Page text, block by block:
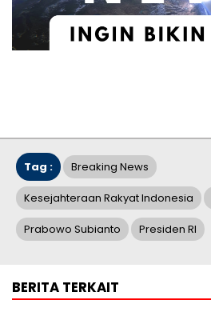
Tag : Breaking News
Kesejahteraan Rakyat Indonesia
Prabowo Subianto Presiden RI
BERITA TERKAIT